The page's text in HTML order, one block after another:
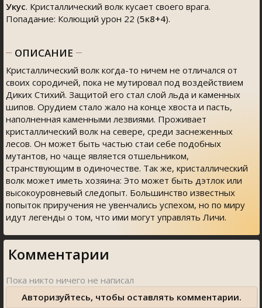
Укус. Кристаллический волк кусает своего врага.
Попадание: Колющий урон 22 (5к8+4).
ОПИСАНИЕ
Кристаллический волк когда-то ничем не отличался от
своих сородичей, пока не мутировал под воздействием
Диких Стихий. Защитой его стал слой льда и каменных
шипов. Орудием стало жало на конце хвоста и пасть,
наполненная каменными лезвиями. Проживает
кристаллический волк на севере, среди заснеженных
лесов. Он может быть частью стаи себе подобных
мутантов, но чаще является отшельником,
странствующим в одиночестве. Так же, кристаллический
волк может иметь хозяина: Это может быть дэтлок или
высокоуровневый следопыт. Большинство известных
попыток приручения не увенчались успехом, но по миру
идут легенды о том, что ими могут управлять Личи.
Комментарии
Авторизуйтесь, чтобы оставлять комментарии.